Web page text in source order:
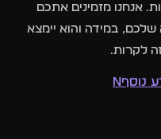
אנחנו מזמינים אתכם
שלכם, במידה והוא יימצא
לקרות.